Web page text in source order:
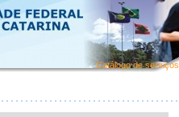
Catálogo de serviços